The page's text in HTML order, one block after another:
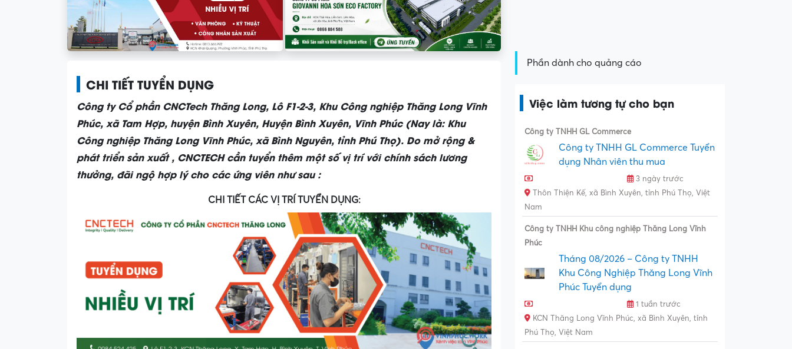
CHI TIẾT TUYỂN DỤNG
Công ty Cổ phần CNCTech Thăng Long, Lô F1-2-3, Khu Công nghiệp Thăng Long Vĩnh
Phúc, xã Tam Hợp, huyện Bình Xuyên, Huyện Bình Xuyên, Vĩnh Phúc (Nay là: Khu
Công nghiệp Thăng Long Vĩnh Phúc, xã Bình Nguyên, tỉnh Phú Thọ). Do mở rộng &
phát triển sản xuất , CNCTECH cần tuyển thêm một số vị trí với chính sách lương
thưởng, đãi ngộ hợp lý cho các ứng viên như sau :
CHI TIẾT CÁC VỊ TRÍ TUYỂN DỤNG:
Phần dành cho quảng cáo
Việc làm tương tự cho bạn
Công ty TNHH GL Commerce
Công ty TNHH GL Commerce Tuyển
dụng Nhân viên thu mua
3 ngày trước
Thôn Thiện Kế, xã Bình Xuyên, tỉnh Phú Thọ, Việt
Nam
Công ty TNHH Khu công nghiệp Thăng Long Vĩnh
Phúc
Tháng 08/2026 – Công ty TNHH
Khu Công Nghiệp Thăng Long Vĩnh
Phúc Tuyển dụng
1 tuần trước
KCN Thăng Long Vĩnh Phúc, xã Bình Xuyên, tỉnh
Phú Thọ, Việt Nam